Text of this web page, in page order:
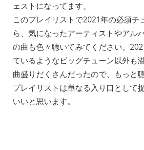
ェストになってます。
このプレイリストで2021年の必須チ
ら、気になったアーティストやアル
の曲も色々聴いてみてください。
ているようなビッグチューン以外も
曲盛りだくさんだったので、もっと
プレイリストは単なる入り口として
いいと思います。